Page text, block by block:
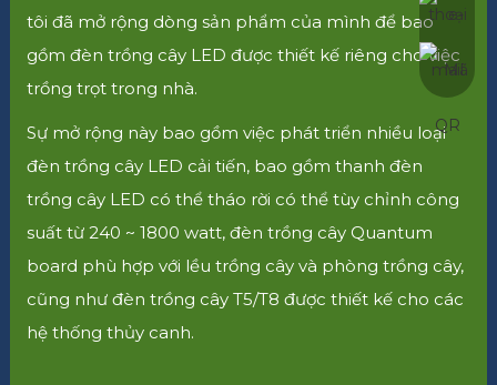
tôi đã mở rộng dòng sản phẩm của mình để bao
gồm đèn trồng cây LED được thiết kế riêng cho việc
trồng trọt trong nhà.
Sự mở rộng này bao gồm việc phát triển nhiều loại
đèn trồng cây LED cải tiến, bao gồm thanh đèn
trồng cây LED có thể tháo rời có thể tùy chỉnh công
suất từ ​​240 ~ 1800 watt, đèn trồng cây Quantum
board phù hợp với lều trồng cây và phòng trồng cây,
cũng như đèn trồng cây T5/T8 được thiết kế cho các
hệ thống thủy canh.